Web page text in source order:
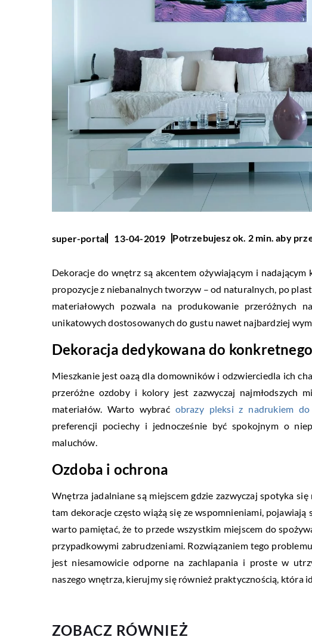
super-portal 13-04-2019 Potrzebujesz ok. 2 min. aby
Dekoracje do wnętrz są akcentem ożywiającym i
propozycje z niebanalnych tworzyw – od naturalnych, po
materiałowych pozwala na produkowanie przeróżnych
unikatowych dostosowanych do gustu nawet najbardziej
Dekoracja dedykowana do
Mieszkanie jest oazą dla domowników i odzwierciedla ich
przeróżne ozdoby i kolory jest zazwyczaj najmłodszych
materiałów. Warto wybrać obrazy pleksi z nadrukiem
preferencji pociechy i jednocześnie być spokojnym o
maluchów.
Ozdoba i ochrona
Wnętrza jadalniane są miejscem gdzie zazwyczaj spotyka
tam dekoracje często wiążą się ze wspomnieniami,
warto pamiętać, że to przede wszystkim miejscem do
przypadkowymi zabrudzeniami. Rozwiązaniem tego
jest niesamowicie odporne na zachlapania i proste w
naszego wnętrza, kierujmy się również praktycznością, która
ZOBACZ RÓWNIEŻ